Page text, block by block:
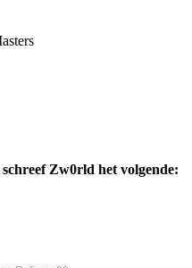
Zw0rld het volgende: